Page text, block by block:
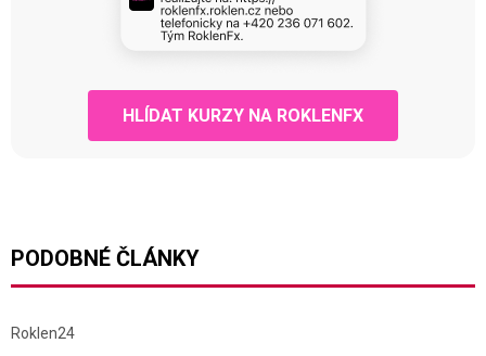
HLÍDAT KURZY NA ROKLENFX
PODOBNÉ ČLÁNKY
Roklen24